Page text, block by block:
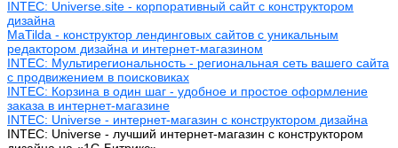
INTEC: Universe.site - корпоративный сайт с конструктором
дизайна
MaTilda - конструктор лендинговых сайтов с уникальным
редактором дизайна и интернет-магазином
INTEC: Мультирегиональность - региональная сеть вашего сайта
с продвижением в поисковиках
INTEC: Корзина в один шаг - удобное и простое оформление
заказа в интернет-магазине
INTEC: Universe - интернет-магазин с конструктором дизайна
INTEC: Universe - лучший интернет-магазин с конструктором